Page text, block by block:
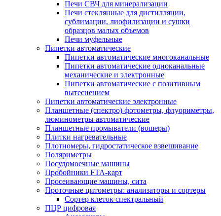
Печи СВЧ для минерализации
Печи стеклянные для дистилляции,
сублимации, лиофилизации и сушки
образцов малых объемов
Печи муфельные
Пипетки автоматические
Пипетки автоматические многоканальные
Пипетки автоматические одноканальные
механические и электронные
Пипетки автоматические с позитивным
вытеснением
Пипетки автоматические электронные
Планшетные (спектро) фотометры, флуориметры,
люминометры автоматические
Планшетные промыватели (вошеры)
Плитки нагревательные
Плотномеры, гидростатическое взвешивание
Поляриметры
Посудомоечные машины
Пробойники FTA-карт
Просеивающие машины, сита
Проточные цитометры: анализаторы и сортеры
Сортер клеток спектральный
ПЦР цифровая